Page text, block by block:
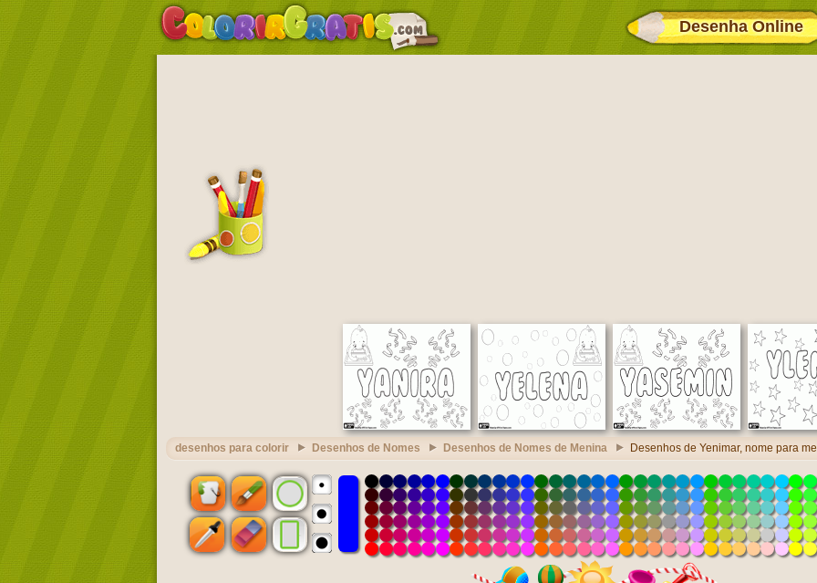
Desenha Online
desenhos para colorir Desenhos de Nomes Desenhos de Nomes de Menina Desenhos de Yenimar, nome para